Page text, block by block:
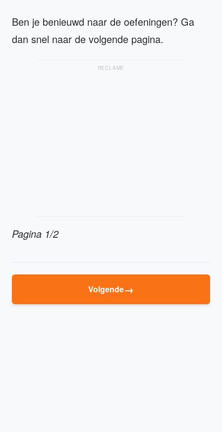
Ben je benieuwd naar de oefeningen? Ga
dan snel naar de volgende pagina.
RECLAME
Pagina 1/2
Volgende→